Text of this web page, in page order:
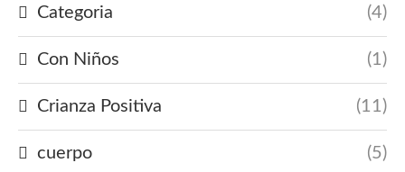
Categoria (4)
Con Niños (1)
Crianza Positiva (11)
cuerpo (5)